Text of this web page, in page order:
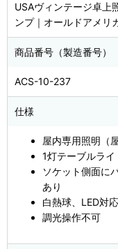
USAヴィンテージ卓上
ンプ｜オールドアメリ
商品番号（製造番号）
ACS-10-237
仕様
屋内専用照明（
1灯テーブルライ
ソケット側面に
あり
白熱球、LED対応
調光操作不可